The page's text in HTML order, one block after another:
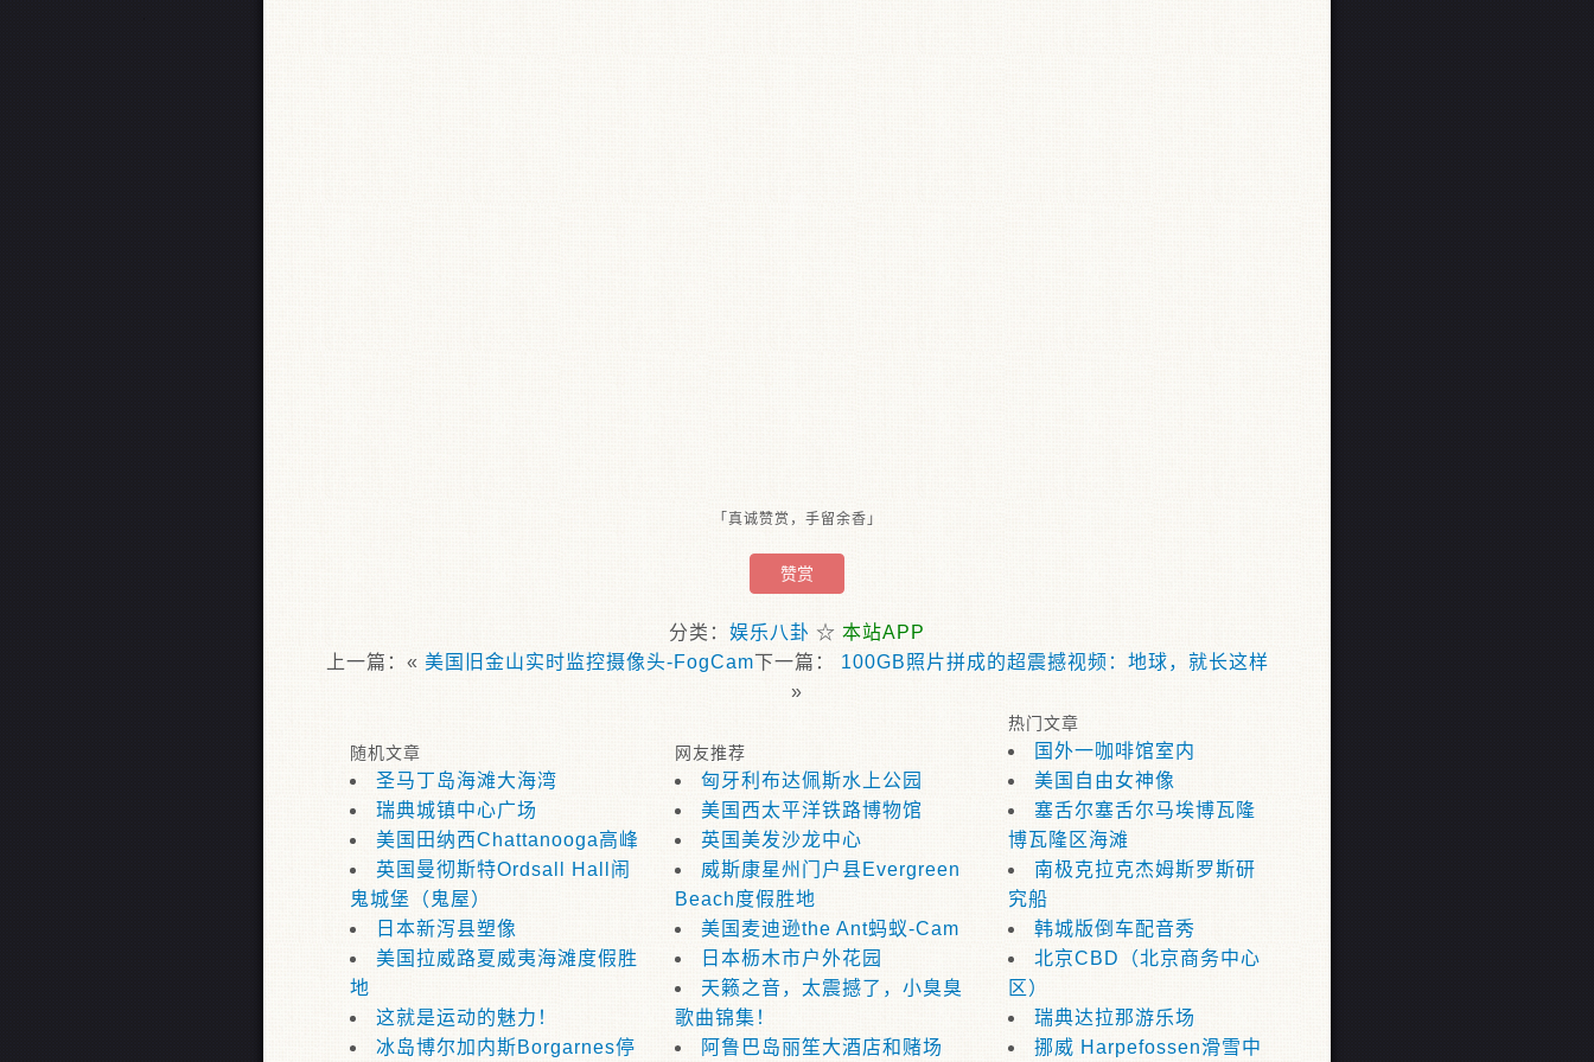
「真诚赞赏，手留余香」
赞赏
分类： 娱乐八卦 ☆ 本站APP
上一篇：« 美国旧金山实时监控摄像头-FogCam下一篇： 100GB照片拼成的超震撼视频：地球，就长这样
»
随机文章
圣马丁岛海滩大海湾
瑞典城镇中心广场
美国田纳西Chattanooga高峰
英国曼彻斯特Ordsall Hall闹
鬼城堡（鬼屋）
日本新泻县塑像
美国拉威路夏威夷海滩度假胜
地
这就是运动的魅力！
冰岛博尔加内斯Borgarnes停
网友推荐
匈牙利布达佩斯水上公园
美国西太平洋铁路博物馆
英国美发沙龙中心
威斯康星州门户县Evergreen
Beach度假胜地
美国麦迪逊the Ant蚂蚁-Cam
日本枥木市户外花园
天籁之音，太震撼了，小臭臭
歌曲锦集！
阿鲁巴岛丽笙大酒店和赌场
热门文章
国外一咖啡馆室内
美国自由女神像
塞舌尔塞舌尔马埃博瓦隆
博瓦隆区海滩
南极克拉克杰姆斯罗斯研
究船
韩城版倒车配音秀
北京CBD（北京商务中心
区）
瑞典达拉那游乐场
挪威 Harpefossen滑雪中